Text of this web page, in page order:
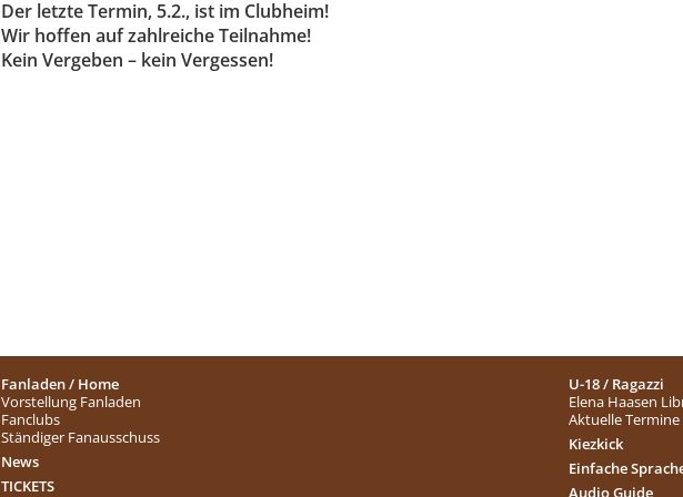
Der letzte Termin, 5.2., ist im Clubheim!
Wir hoffen auf zahlreiche Teilnahme!
Kein Vergeben – kein Vergessen!
Fanladen / Home
Vorstellung Fanladen
Fanclubs
Ständiger Fanausschuss
News
TICKETS
U-18 / Ragazzi
Elena Haasen
Aktuelle Termine
Kiezkick
Einfache
Audio Guide